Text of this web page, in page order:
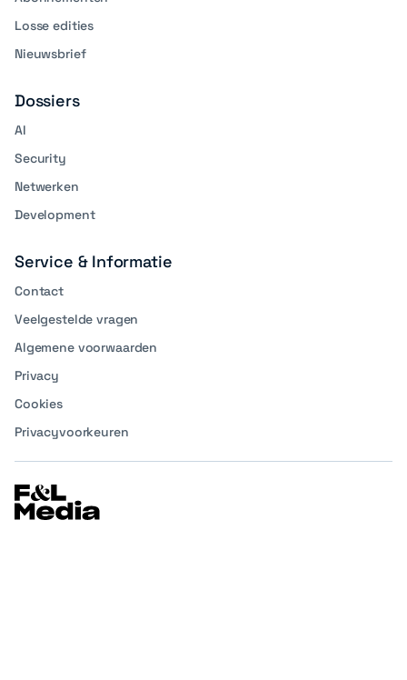
Losse edities
Nieuwsbrief
Dossiers
AI
Security
Netwerken
Development
Service & Informatie
Contact
Veelgestelde vragen
Algemene voorwaarden
Privacy
Cookies
Privacyvoorkeuren